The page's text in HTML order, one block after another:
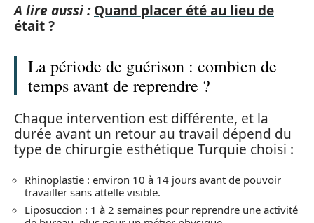
A lire aussi : Quand placer été au lieu de
était ?
La période de guérison : combien de
temps avant de reprendre ?
Chaque intervention est différente, et la
durée avant un retour au travail dépend du
type de chirurgie esthétique Turquie choisi :
Rhinoplastie : environ 10 à 14 jours avant de pouvoir
travailler sans attelle visible.
Liposuccion : 1 à 2 semaines pour reprendre une activité